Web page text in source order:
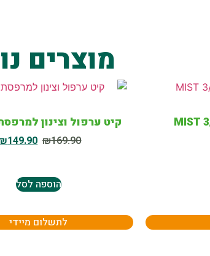
מוצרים
קיט ערפול וצינון למרפסת 5
₪169.90
149.90
הוספה לסל
לתשלום מיידי